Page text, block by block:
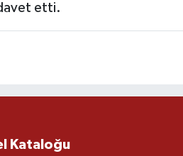
etti.
Kataloğu